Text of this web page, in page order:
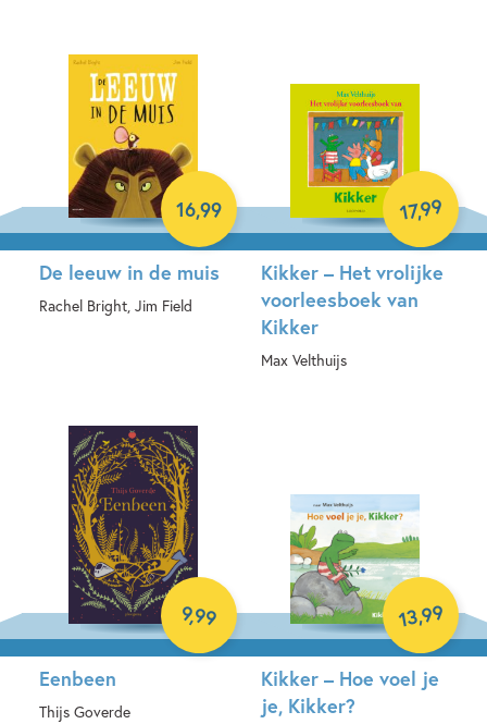
Prijs (aflopend)
De leeuw in de muis
Rachel Bright, Jim Field
16,99
Kikker – Het vrolijke
voorleesboek van
Kikker
Max Velthuijs
17,99
Eenbeen
Thijs Goverde
9,99
Kikker – Hoe voel je
je, Kikker?
13,99